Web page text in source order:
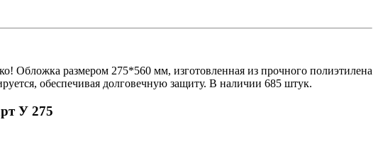
Обложка размером 275*560 мм, изготовленная из прочного полиэтилена
обеспечивая долговечную защиту. В наличии 685 штук.
У 275